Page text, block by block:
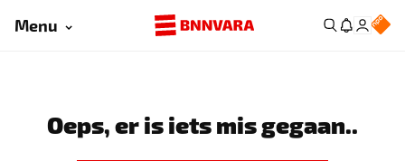
Menu
Oeps, er is iets mis gegaan..